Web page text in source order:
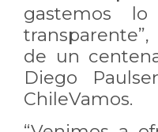
gastemos
de un
Diego
ChileVamos.